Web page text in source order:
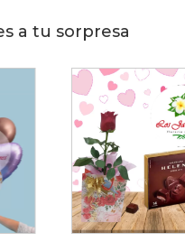
a tu sorpresa